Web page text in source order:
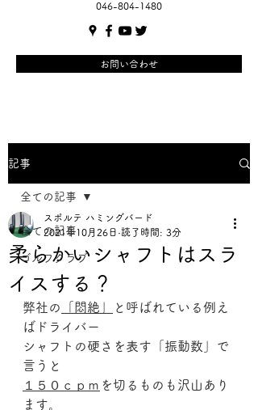
046-804-1480
お問い合わせ
記事
全ての記事
ゴルフクラブ
全ての記事
柔らかいシャフトはスラ
イスする？
スポルテ ハミングバード
2021年10月26日 読了時間: 3分
弊社の 「悶絶」
と呼ばれている例え
ばドライバー
シャフトの硬さを表す「振動数」で
言うと
１５０ｃｐｍ を切るものも沢山あり
ます。